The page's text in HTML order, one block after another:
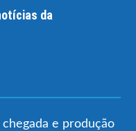
da
e produção